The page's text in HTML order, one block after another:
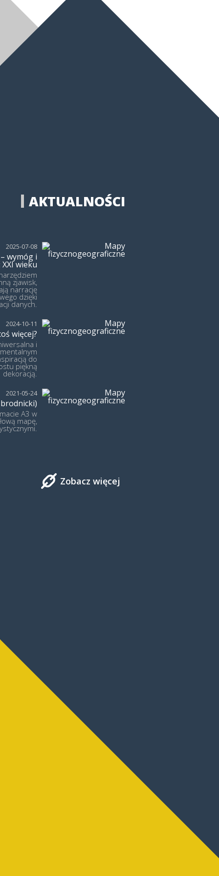
AKTUALNOŚCI
2025-07-08
wymóg i
wieku
zjawisk,
narrację
dzięki
danych.
2024-10-11
więcej?
i
do
piękną
dekoracją.
2021-05-24
A3 w
mapę,
Zobacz więcej